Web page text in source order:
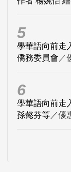
5
學華語向前走
僑務委員會 ／
6
學華語向前走
孫懿芬等／優